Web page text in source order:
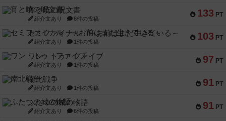
133 PT
宵と暁の呪文書
紹介文あり 8件の投稿
103 PT
セミファイナル ～お前はまだ生きている～
紹介文あり 1件の投稿
97 PT
ワン・トゥ・ファイブ
紹介文あり 1件の投稿
91 PT
南北戦争
紹介文あり 1件の投稿
91 PT
ふたつの城の物語
紹介文あり 6件の投稿